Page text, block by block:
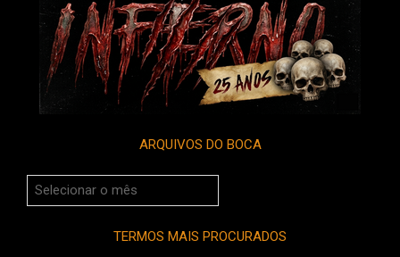
ARQUIVOS DO BOCA
Arquivos
TERMOS MAIS PROCURADOS